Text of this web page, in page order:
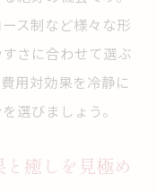
比較ポイント
満足度比較のコ
や注目ポイント
めの重要ポイン
ス制など様々な形
さに合わせて選ぶ
用対効果を冷静に
選びましょう。
癒しを見極め